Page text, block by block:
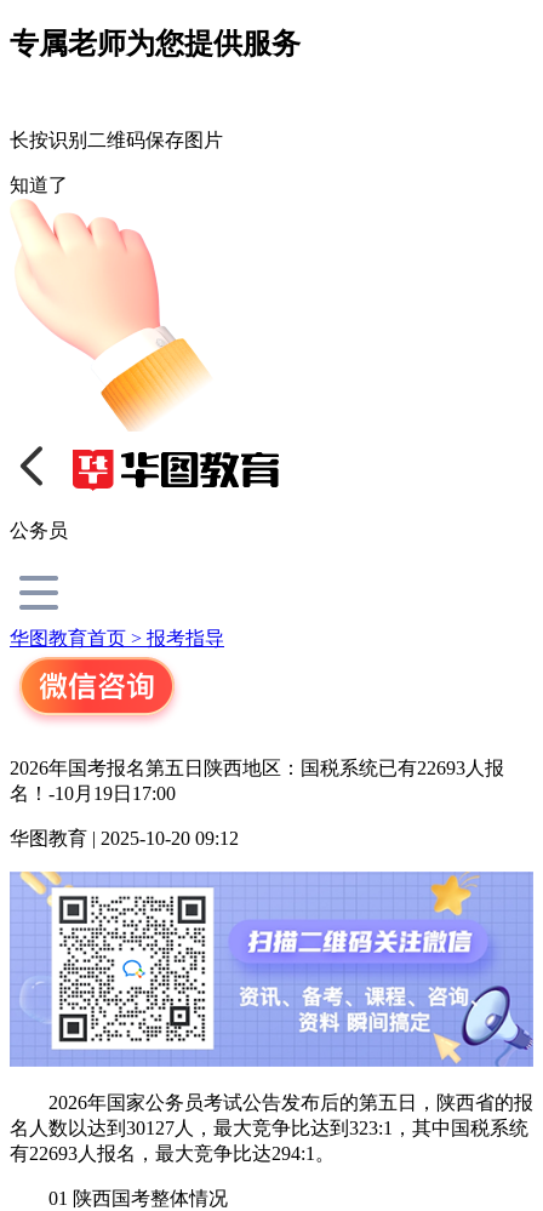
专属老师为您提供服务
长按识别二维码保存图片
知道了
公务员
华图教育首页 > 报考指导
2026年国考报名第五日陕西地区：国税系统已有22693人报
名！-10月19日17:00
华图教育 | 2025-10-20 09:12
2026年国家公务员考试公告发布后的第五日，陕西省的报
名人数以达到30127人，最大竞争比达到323:1，其中国税系统
有22693人报名，最大竞争比达294:1。
01 陕西国考整体情况